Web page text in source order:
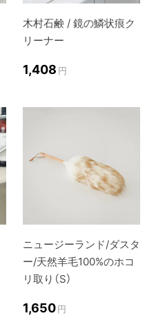
木村石鹸 / 鏡の鱗状痕ク
リーナー
1,408 円
ニュージーランド/ダスタ
ー/天然羊毛100%のホコ
リ取り（S）
1,650円